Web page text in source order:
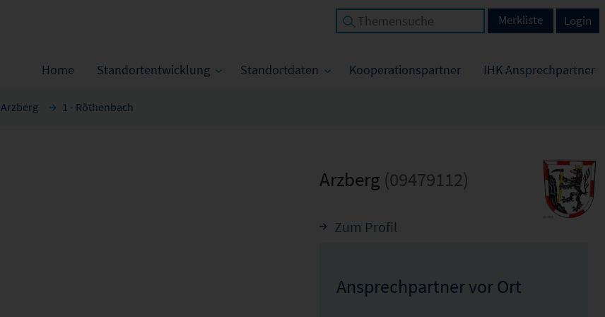
Home Standortentwicklung Standortdaten Kooperationspartner IHK Ansprechpartner
Login
Merkliste
Arzberg 1 - Röthenbach
Arzberg (09479112)
Zum Profil
Ansprechpartner vor Ort